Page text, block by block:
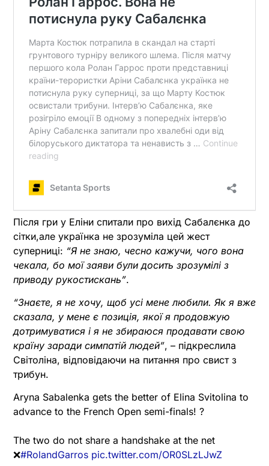
Після гри у Еліни спитали про вихід Сабалєнка до
сітки,але українка не зрозуміла цей жест
суперниці: “Я не знаю, чесно кажучи, чого вона
чекала, бо мої заяви були досить зрозумілі з
приводу рукостискань”.
“Знаєте, я не хочу, щоб усі мене любили. Як я вже
сказала, у мене є позиція, якої я продовжую
дотримуватися і я не збираюся продавати свою
країну заради симпатій людей”, – підкреслила
Світоліна, відповідаючи на питання про свист з
трибун.
Aryna Sabalenka gets the better of Elina Svitolina to
advance to the French Open semi-finals! ?
The two do not share a handshake at the net
❌#RolandGarros pic.twitter.com/OR0SLzLJwZ